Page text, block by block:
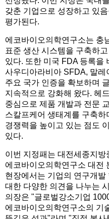
갖춘 기업으로 성장하고 있
평가된다.
에코바이오의학연구소는 충
표준 생산 시스템을 구축하
있다. 또한 미국 FDA 등록을
사우디아라비아 SFDA, 말
주요 국가 인증을 확보하며
지속적으로 강화해 왔다. 헤
중심으로 제품 개발과 전문
스칼프케어 생태계를 구축
경쟁력을 높이고 있는 점도
있다.
이번 지정패는 대전세종지방
에코바이오의학연구소 대전
현장에서는 기업의 연구개발
대한 다양한 의견을 나누는
의장은 "글로벌강소기업
에코바이오의학연구소의 기